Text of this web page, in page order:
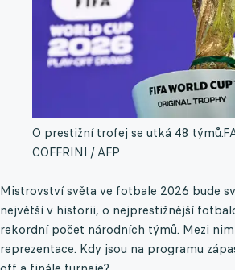
O prestižní trofej se utká 48 týmů.
COFFRINI / AFP
Mistrovství světa ve fotbale 2026 bude
největší v historii, o nejprestižnější
rekordní počet národních týmů. Mezi
reprezentace. Kdy jsou na programu